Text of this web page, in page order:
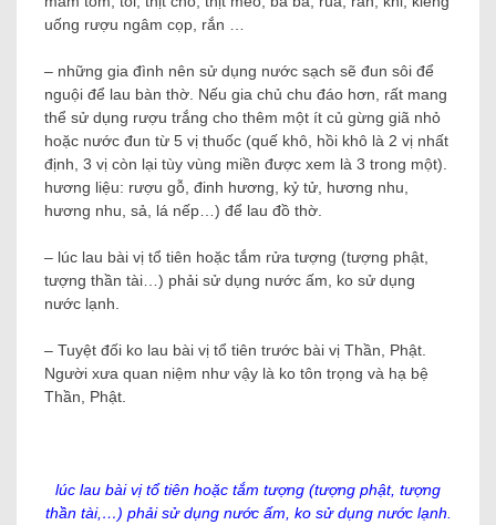
uống rượu ngâm cọp, rắn …
– những gia đình nên sử dụng nước sạch sẽ đun sôi để
nguội để lau bàn thờ. Nếu gia chủ chu đáo hơn, rất mang
thể sử dụng rượu trắng cho thêm một ít củ gừng giã nhỏ
hoặc nước đun từ 5 vị thuốc (quế khô, hồi khô là 2 vị nhất
định, 3 vị còn lại tùy vùng miền được xem là 3 trong một).
hương liệu: rượu gỗ, đinh hương, kỷ tử, hương nhu,
hương nhu, sả, lá nếp…) để lau đồ thờ.
– lúc lau bài vị tổ tiên hoặc tắm rửa tượng (tượng phật,
tượng thần tài…) phải sử dụng nước ấm, ko sử dụng
nước lạnh.
– Tuyệt đối ko lau bài vị tổ tiên trước bài vị Thần, Phật.
Người xưa quan niệm như vậy là ko tôn trọng và hạ bệ
Thần, Phật.
lúc lau bài vị tổ tiên hoặc tắm tượng (tượng phật, tượng
thần tài,…) phải sử dụng nước ấm, ko sử dụng nước lạnh.